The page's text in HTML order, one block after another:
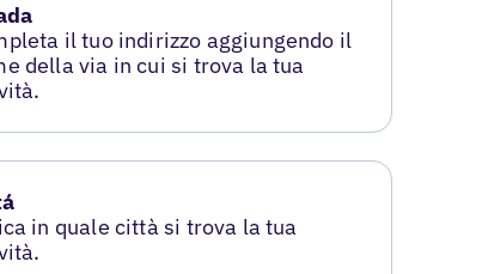
il tuo indirizzo aggiungendo il
della via in cui si trova la tua
in quale città si trova la tua